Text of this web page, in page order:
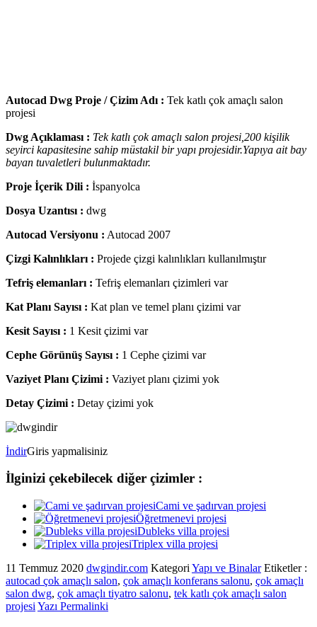
Autocad Dwg Proje / Çizim Adı : Tek katlı çok amaçlı salon
projesi
Dwg Açıklaması : Tek katlı çok amaçlı salon projesi,200 kişilik
seyirci kapasitesine sahip müstakil bir yapı projesidir.Yapıya ait bay
bayan tuvaletleri bulunmaktadır.
Proje İçerik Dili : İspanyolca
Dosya Uzantısı : dwg
Autocad Versiyonu : Autocad 2007
Çizgi Kalınlıkları : Projede çizgi kalınlıkları kullanılmıştır
Tefriş elemanları : Tefriş elemanları çizimleri var
Kat Planı Sayısı : Kat plan ve temel planı çizimi var
Kesit Sayısı : 1 Kesit çizimi var
Cephe Görünüş Sayısı : 1 Cephe çizimi var
Vaziyet Planı Çizimi : Vaziyet planı çizimi yok
Detay Çizimi : Detay çizimi yok
İndirGiris yapmalisiniz
İlginizi çekebilecek diğer çizimler :
Cami ve şadırvan projesi
Öğretmenevi projesi
Dubleks villa projesi
Triplex villa projesi
11 Temmuz 2020 dwgindir.com Kategori Yapı ve Binalar Etiketler :
autocad çok amaçlı salon, çok amaçlı konferans salonu, çok amaçlı
salon dwg, çok amaçlı tiyatro salonu, tek katlı çok amaçlı salon
projesi Yazı Permalinki